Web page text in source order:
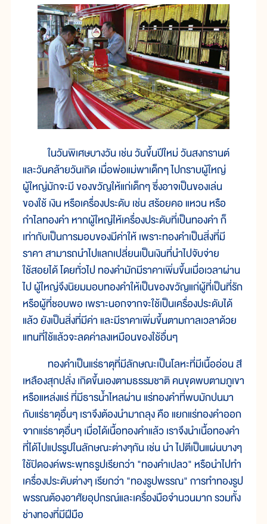
ในวันพิเศษบางวัน เช่น วันขึ้นปีใหม่ วันสงกรานต์
และวันคล้ายวันเกิด เมื่อพ่อแม่พาเด็กๆ ไปกราบผู้ใหญ่
ผู้ใหญ่มักจะมี ของขวัญให้แก่เด็กๆ ซึ่งอาจเป็นของเล่น
ของใช้ เงิน หรือเครื่องประดับ เช่น สร้อยคอ แหวน หรือ
กำไลทองคำ หากผู้ใหญ่ให้เครื่องประดับที่เป็นทองคำ ก็
เท่ากับเป็นการมอบของมีค่าให้ เพราะทองคำเป็นสิ่งที่มี
ราคา สามารถนำไปแลกเปลี่ยนเป็นเงินที่นำไปจับจ่าย
ใช้สอยได้ โดยทั่วไป ทองคำมักมีราคาเพิ่มขึ้นเมื่อเวลาผ่าน
ไป ผู้ใหญ่จึงนิยมมอบทองคำให้เป็นของขวัญแก่ผู้ที่เป็นที่รัก
หรือผู้ที่ชอบพอ เพราะนอกจากจะใช้เป็นเครื่องประดับได้
แล้ว ยังเป็นสิ่งที่มีค่า และมีราคาเพิ่มขึ้นตามกาลเวลาด้วย
แทนที่ใช้แล้วจะลดค่าลงเหมือนของใช้อื่นๆ
ทองคำเป็นแร่ธาตุที่มีลักษณะเป็นโลหะที่มีเนื้ออ่อน สี
เหลืองสุกปลั่ง เกิดขึ้นเองตามธรรมชาติ คนขุดพบตามภูเขา
หรือแหล่งแร่ ที่มีธารน้ำไหลผ่าน แร่ทองคำที่พบมักปนมา
กับแร่ธาตุอื่นๆ เราจึงต้องนำมาถลุง คือ แยกแร่ทองคำออก
จากแร่ธาตุอื่นๆ เมื่อได้เนื้อทองคำแล้ว เราจึงนำเนื้อทองคำ
ที่ได้ไปแปรรูปในลักษณะต่างๆกัน เช่น นำ ไปตีเป็นแผ่นบางๆ
ใช้ปิดองค์พระพุทธรูปเรียกว่า "ทองคำเปลว" หรือนำไปทำ
เครื่องประดับต่างๆ เรียกว่า "ทองรูปพรรณ" การทำทองรูป
พรรณต้องอาศัยอุปกรณ์และเครื่องมือจำนวนมาก รวมทั้ง
ช่างทองที่มีฝีมือ